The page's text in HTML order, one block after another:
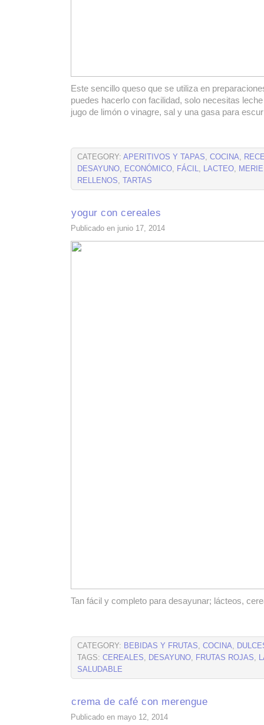
Este sencillo queso que se utiliza en
puedes hacerlo con facilidad, solo necesitas
jugo de limón o vinagre, sal y una gasa para
CATEGORY: APERITIVOS Y TAPAS, COCINA,
DESAYUNO, ECONÓMICO, FÁCIL, LACTEO,
RELLENOS, TARTAS
yogur con cereales
Publicado en junio 17, 2014
Tan fácil y completo para desayunar; lácteos,
CATEGORY: BEBIDAS Y FRUTAS, COCINA,
TAGS: CEREALES, DESAYUNO, FRUTAS ROJAS,
SALUDABLE
crema de café con merengue
Publicado en mayo 12, 2014